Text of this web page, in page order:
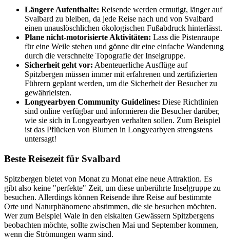
Längere Aufenthalte: Reisende werden ermutigt, länger auf
Svalbard zu bleiben, da jede Reise nach und von Svalbard
einen unauslöschlichen ökologischen Fußabdruck hinterlässt.
Plane nicht-motorisierte Aktivitäten: Lass die Pistenraupe
für eine Weile stehen und gönne dir eine einfache Wanderung
durch die verschneite Topografie der Inselgruppe.
Sicherheit geht vor: Abenteuerliche Ausflüge auf
Spitzbergen müssen immer mit erfahrenen und zertifizierten
Führern geplant werden, um die Sicherheit der Besucher zu
gewährleisten.
Longyearbyen Community Guidelines: Diese Richtlinien
sind online verfügbar und informieren die Besucher darüber,
wie sie sich in Longyearbyen verhalten sollen. Zum Beispiel
ist das Pflücken von Blumen in Longyearbyen strengstens
untersagt!
Beste Reisezeit für Svalbard
Spitzbergen bietet von Monat zu Monat eine neue Attraktion. Es
gibt also keine "perfekte" Zeit, um diese unberührte Inselgruppe zu
besuchen. Allerdings können Reisende ihre Reise auf bestimmte
Orte und Naturphänomene abstimmen, die sie besuchen möchten.
Wer zum Beispiel Wale in den eiskalten Gewässern Spitzbergens
beobachten möchte, sollte zwischen Mai und September kommen,
wenn die Strömungen warm sind.